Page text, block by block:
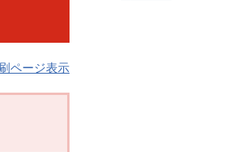
ページ表示